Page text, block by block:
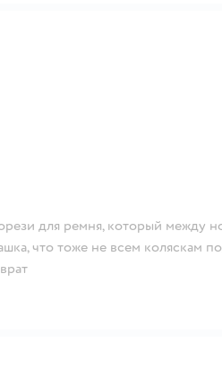
для ремня, который между
что тоже не всем коляскам